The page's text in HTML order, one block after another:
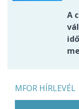
A
MFOR HÍRLEVÉL